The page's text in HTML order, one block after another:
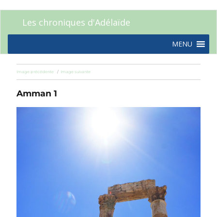
Les chroniques d'Adélaïde
MENU
Image précédente Image suivante
Amman 1